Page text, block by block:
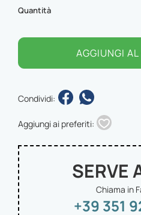
Quantità
AGGIUNGI
Condividi:
Aggiungi ai preferiti:
SERVE
Chiama in
+39 351